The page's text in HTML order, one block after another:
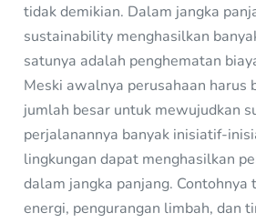
tidak demikian. Dalam jangka
sustainability menghasilkan
satunya adalah penghematan
Meski awalnya perusahaan harus
jumlah besar untuk mewujudkan
perjalanannya banyak inisiatif-
lingkungan dapat menghasilkan
dalam jangka panjang.
energi, pengurangan limbah, dan